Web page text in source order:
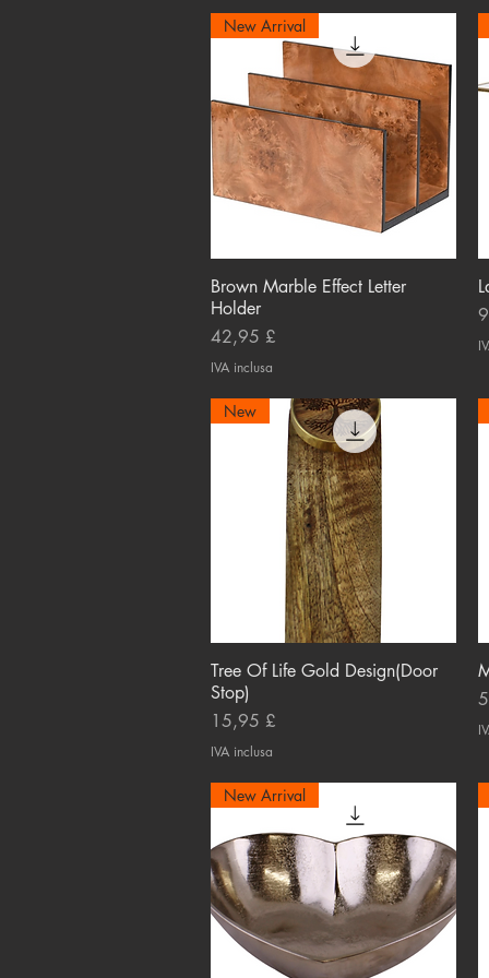
Vista rapida
New Arrival
Brown Marble Effect Letter
Holder
Prezzo
42,95 £
IVA inclusa
Vista rapida
New
Tree Of Life Gold Design(Door
Stop)
Prezzo
15,95 £
IVA inclusa
New Arrival